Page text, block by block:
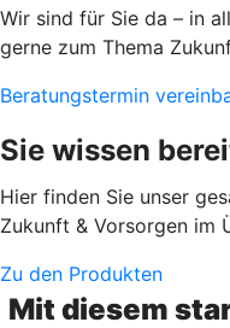
Wir sind für Sie da – in
gerne zum Thema
Beratungstermin
Sie wissen
Hier finden Sie unser
Zukunft & Vorsorgen im
Zu den Produkten
Mit diesem